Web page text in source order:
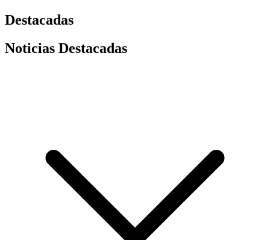
Destacadas
Noticias Destacadas